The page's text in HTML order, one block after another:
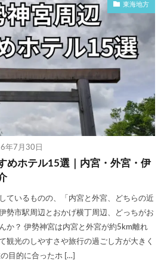
東海地方
年7月30日
めホテル15選｜内宮・外宮・伊
ているものの、「内宮と外宮、どちらの近
勢市駅周辺とおかげ横丁周辺、どっちがお
か？ 伊勢神宮は内宮と外宮が約5km離れ
観光のしやすさや旅行の過ごし方が大きく
目的に合ったホ […]